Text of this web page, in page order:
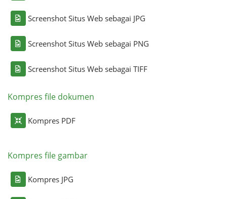
Screenshot Situs Web sebagai JPG
Screenshot Situs Web sebagai PNG
Screenshot Situs Web sebagai TIFF
Kompres file dokumen
Kompres PDF
Kompres file gambar
Kompres JPG